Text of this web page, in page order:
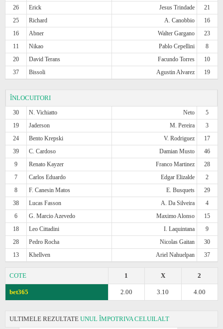
26
Erick Jesus Trindade
21
25
Richard A. Canobbio
16
16
Abner Walter Gargano
23
11
Nikao Pablo Cepellini
8
20
David Terans Facundo Torres
10
37
Bissoli Agustin Alvarez 19
ÎNLOCUITORI
30 N. Vichiatto Neto
5
19
Jaderson M. Pereira
3
24
Bento Krepski V. Rodriguez
17
39
C. Cardoso Damian Musto
46
9
Renato Kayzer Franco Martinez
28
7
Carlos Eduardo Edgar Elizalde
2
8
F. Canesin Matos E. Busquets
29
38
Lucas Fasson A. Da Silveira
4
6
G. Marcio Azevedo Maximo Alonso
15
18
Leo Cittadini I. Laquintana
9
28
Pedro Rocha Nicolas Gaitan
30
13
Khellven Ariel Nahuelpan 37
COTE 2
X
1
bet365 4.00
3.10
2.00
ULTIMELE REZULTATE UNUL ÎMPOTRIVA CELUILALT